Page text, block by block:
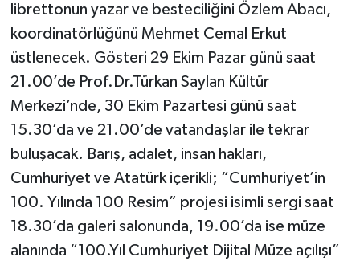
librettonun yazar ve besteciliğini Özlem Abacı,
koordinatörlüğünü Mehmet Cemal Erkut
üstlenecek. Gösteri 29 Ekim Pazar günü saat
21.00’de Prof.Dr.Türkan Saylan Kültür
Merkezi’nde, 30 Ekim Pazartesi günü saat
15.30’da ve 21.00’de vatandaşlar ile tekrar
buluşacak. Barış, adalet, insan hakları,
Cumhuriyet ve Atatürk içerikli; “Cumhuriyet’in
100. Yılında 100 Resim” projesi isimli sergi saat
18.30’da galeri salonunda, 19.00’da ise müze
alanında “100.Yıl Cumhuriyet Dijital Müze açılışı”